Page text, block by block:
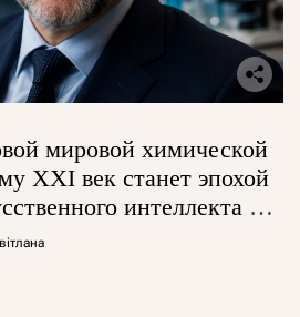
мировой химической
XXI век станет эпохой
интеллекта и
за технологии